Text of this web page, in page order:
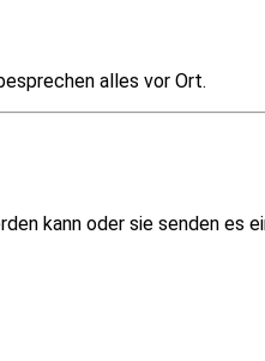
alles vor Ort.
kann oder sie senden es